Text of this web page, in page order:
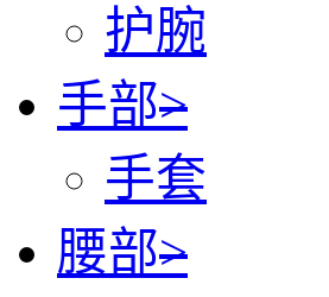
护腕
手部>
手套
腰部>